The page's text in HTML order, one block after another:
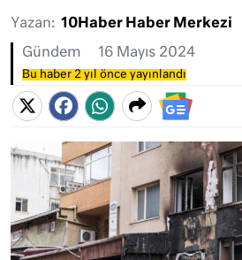
Yazan: 10Haber Haber Merkezi
Gündem 16 Mayıs 2024
Bu haber 2 yıl önce yayınlandı